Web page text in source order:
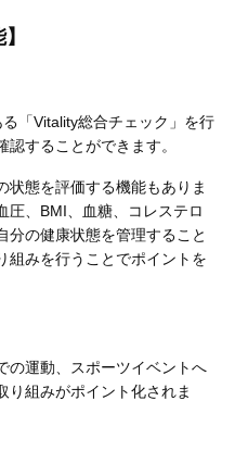
「Vitality総合チェック」を行
することができます。
状態を評価する機能もありま
圧、BMI、血糖、コレステロ
分の健康状態を管理すること
組みを行うことでポイントを
の運動、スポーツイベントへ
り組みがポイント化されま